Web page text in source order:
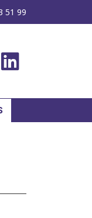
51 99